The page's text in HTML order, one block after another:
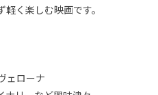
く楽しむ映画です。
ェローナ